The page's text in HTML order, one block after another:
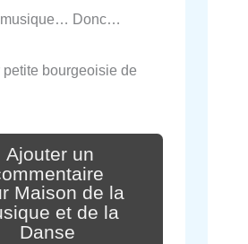
musique… Donc…
bourgeoisie de
Ajouter un
Maison de la
et de la
Danse